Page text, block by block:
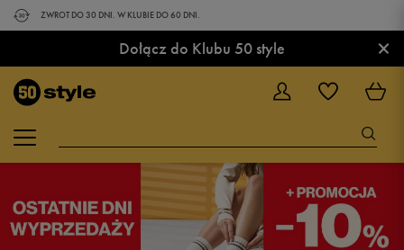
ZWROT DO 30 DNI. W KLUBIE DO 60 DNI.
Dołącz do Klubu 50 style ×